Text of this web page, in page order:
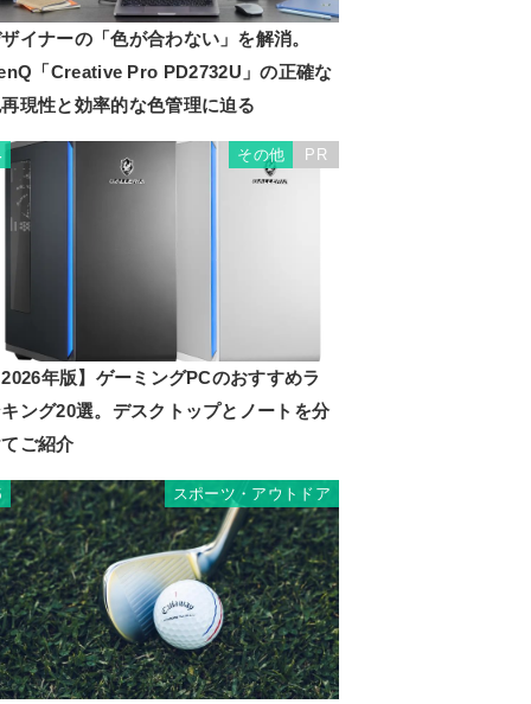
イナーの「色が合わない」を解消。
「Creative Pro PD2732U」の正確な
現性と効率的な色管理に迫る
その他 PR
年版】ゲーミングPCのおすすめラ
ング20選。デスクトップとノートを分
ご紹介
スポーツ・アウトドア